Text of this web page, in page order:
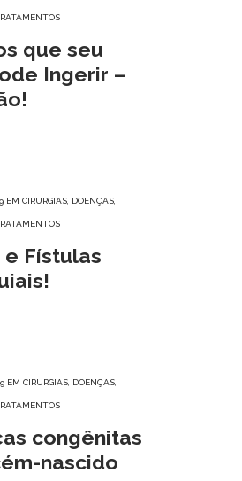
que seu
Ingerir –
EM CIRURGIAS DOENÇAS
e Fístulas
EM CIRURGIAS DOENÇAS
congênitas
nascido